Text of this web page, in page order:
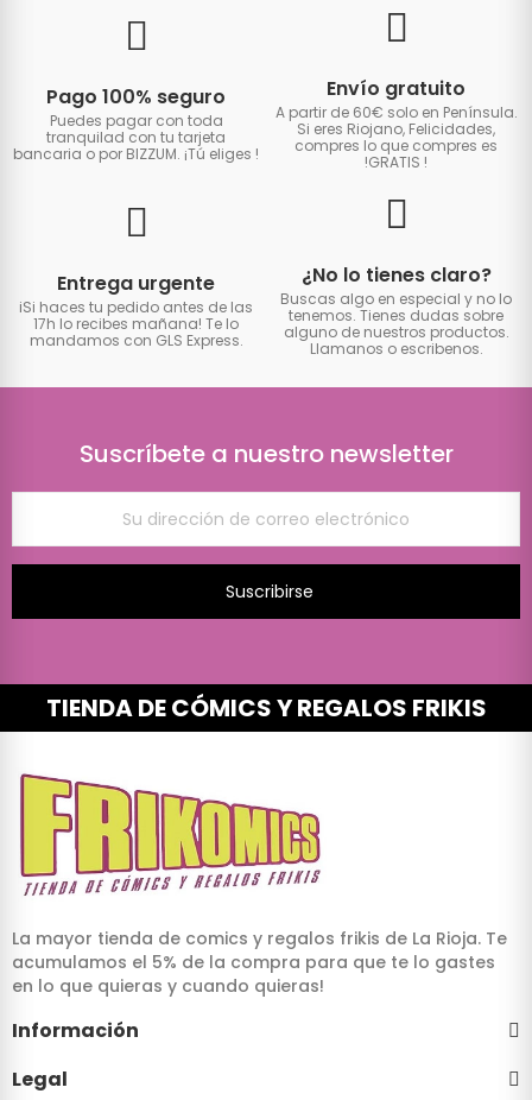
Pago 100% seguro
Puedes pagar con toda
tranquilad con tu tarjeta
bancaria o por BIZZUM. ¡Tú eliges !
Envío gratuito
A partir de 60€ solo en Península.
Si eres Riojano, Felicidades,
compres lo que compres es
!GRATIS !
Entrega urgente
iSi haces tu pedido antes de las
17h lo recibes mañana! Te lo
mandamos con GLS Express.
¿No lo tienes claro?
Buscas algo en especial y no lo
tenemos. Tienes dudas sobre
alguno de nuestros productos.
Llamanos o escribenos.
Suscríbete a nuestro newsletter
Suscribirse
TIENDA DE CÓMICS Y REGALOS FRIKIS
La mayor tienda de comics y regalos frikis de La Rioja. Te
acumulamos el 5% de la compra para que te lo gastes
en lo que quieras y cuando quieras!
Información
Legal